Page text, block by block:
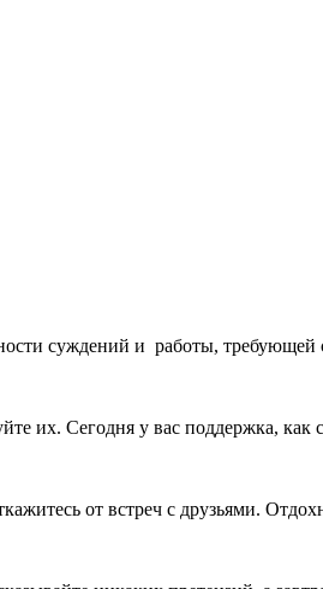
суждений и работы, требующей
их. Сегодня у вас поддержка, как
от встреч с друзьями.